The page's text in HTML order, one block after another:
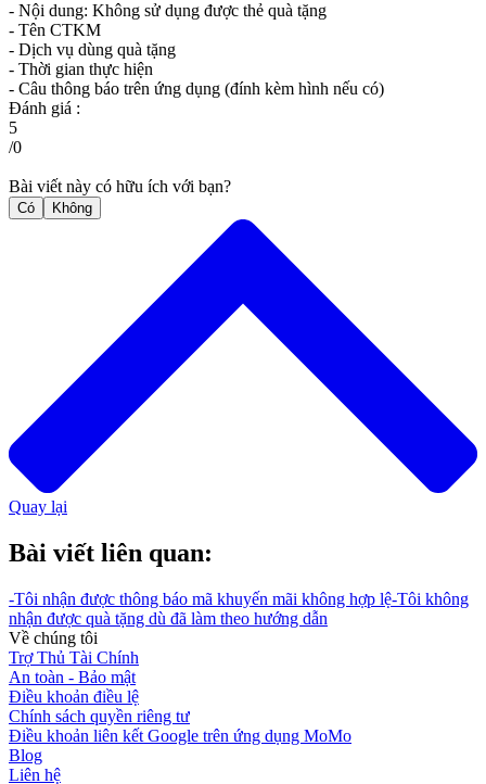
- Nội dung: Không sử dụng được thẻ quà tặng
- Tên CTKM
- Dịch vụ dùng quà tặng
- Thời gian thực hiện
- Câu thông báo trên ứng dụng (đính kèm hình nếu có)
Đánh giá :
5
/0
Bài viết này có hữu ích với bạn?
Có Không
Quay lại
Bài viết liên quan:
-Tôi nhận được thông báo mã khuyến mãi không hợp lệ-Tôi không
nhận được quà tặng dù đã làm theo hướng dẫn
Về chúng tôi
Trợ Thủ Tài Chính
An toàn - Bảo mật
Điều khoản điều lệ
Chính sách quyền riêng tư
Điều khoản liên kết Google trên ứng dụng MoMo
Blog
Liên hệ